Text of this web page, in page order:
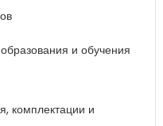
и обучения
комплектации и